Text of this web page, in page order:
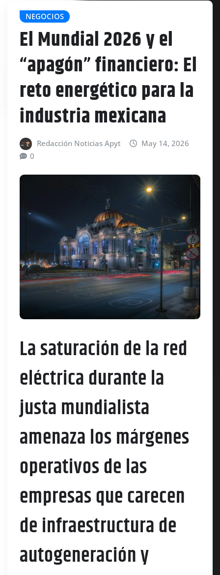
NEGOCIOS
El Mundial 2026 y el
“apagón” financiero: El
reto energético para la
industria mexicana
Redacción Noticias Apyt
May 14, 2026
0
La saturación de la red
eléctrica durante la
justa mundialista
amenaza los márgenes
operativos de las
empresas que carecen
de infraestructura de
autogeneración y